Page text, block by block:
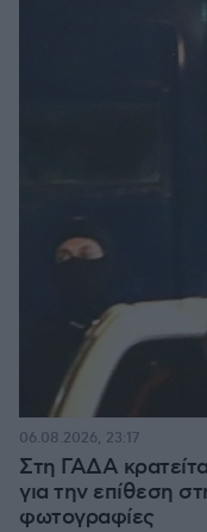
Στη ΓΑΔΑ
για την επίθεση
φωτογραφίες
06.08.2026, 23:17